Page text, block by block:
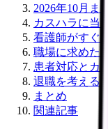
2026年10月ま
カスハラに当
看護師がすぐ
職場に求めた
患者対応とカ
退職を考える
まとめ
関連記事